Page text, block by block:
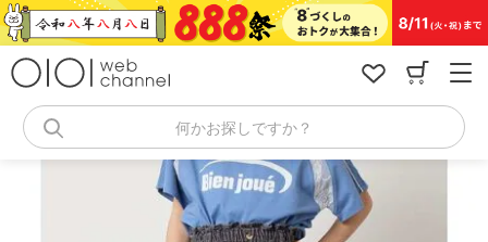
コ
ン
何かお探しですか？